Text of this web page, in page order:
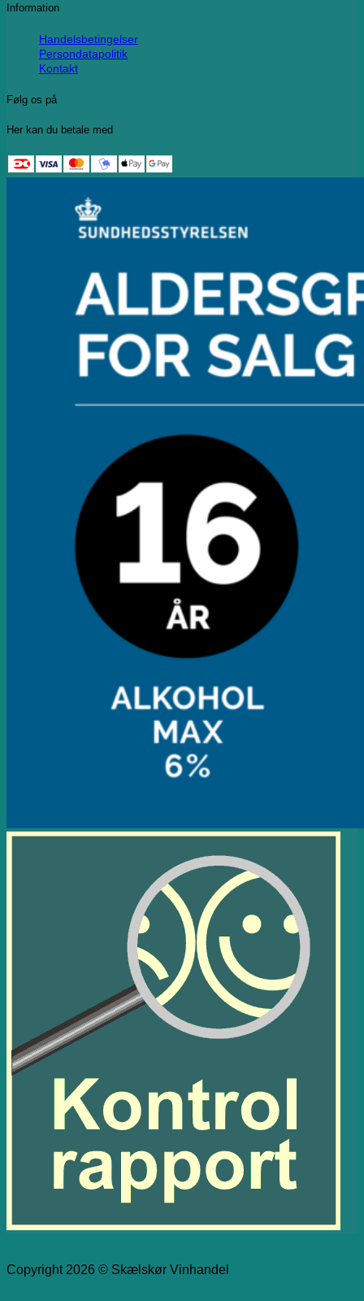
Information
Handelsbetingelser
Persondatapolitik
Kontakt
Følg os på
Her kan du betale med
Copyright 2026 © Skælskør Vinhandel